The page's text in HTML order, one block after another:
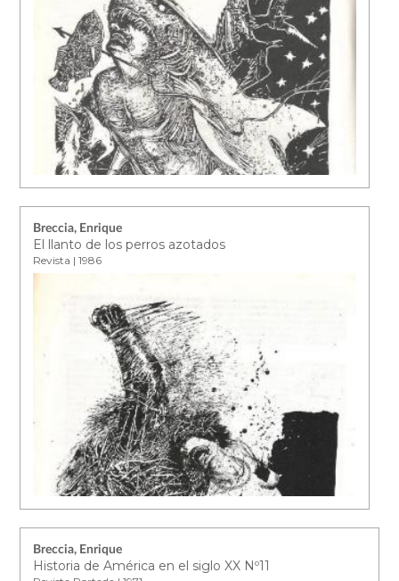
Breccia, Enrique
El llanto de los perros azotados
Revista | 1986
Breccia, Enrique
Historia de América en el siglo XX Nº11